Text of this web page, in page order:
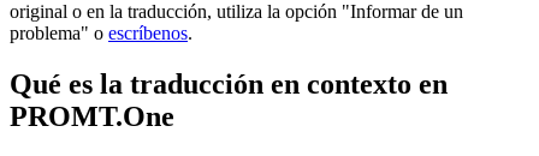
original o en la traducción, utiliza la opción "Informar de un
problema" o escríbenos.
Qué es la traducción en contexto en
PROMT.One